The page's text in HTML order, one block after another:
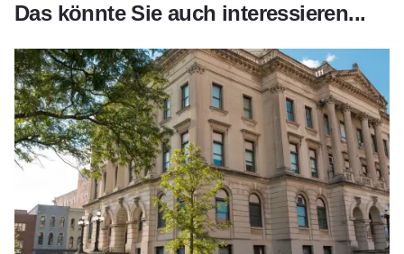
Das könnte Sie auch interessieren...
Erfahren Sie mehr über „Welcome to Your America 250“ –